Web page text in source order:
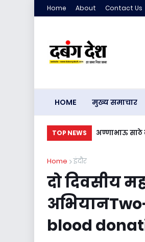
Home About Contact Us
HOME मुख्य समाचार
TOP NEWS
अण्णाभाऊ साठे
Home इंदौर
दो दिवसीय
blood